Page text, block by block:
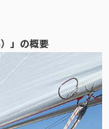
」の概要